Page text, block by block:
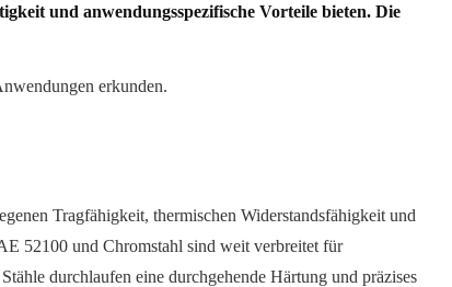
und anwendungsspezifische Vorteile bieten. Die
erkunden.
Tragfähigkeit, thermischen Widerstandsfähigkeit und
52100 und Chromstahl sind weit verbreitet für
durchlaufen eine durchgehende Härtung und präzises